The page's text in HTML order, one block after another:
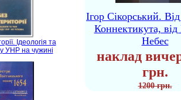
Ідеологія та
УНР на чужині
Ігор Сікорський.
Коннектикута,
Небес
наклад
грн.
1200 грн.